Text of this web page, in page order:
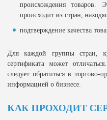
происхождения товаров.
происходит из стран,
подтверждение качества
Для каждой группы стран,
сертификата может
следует обратиться в
информацией о бизнесе.
КАК ПРОХОДИТ